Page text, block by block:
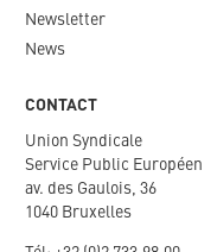
Newsletter​
News
CONTACT
Union Syndicale
Service Public Européen
av. des Gaulois, 36
1040 Bruxelles